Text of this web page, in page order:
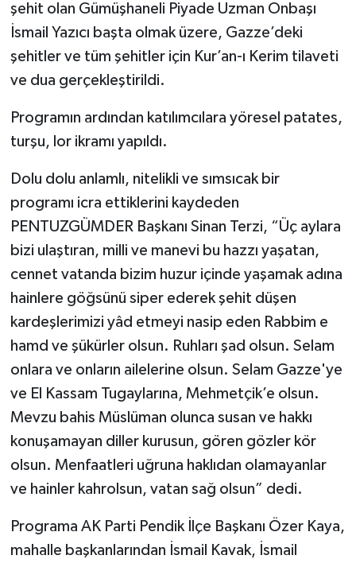
şehit olan Gümüşhaneli Piyade Uzman Onbaşı
İsmail Yazıcı başta olmak üzere, Gazze’deki
şehitler ve tüm şehitler için Kur’an-ı Kerim tilaveti
ve dua gerçekleştirildi.
Programın ardından katılımcılara yöresel patates,
turşu, lor ikramı yapıldı.
Dolu dolu anlamlı, nitelikli ve sımsıcak bir
programı icra ettiklerini kaydeden
PENTUZGÜMDER Başkanı Sinan Terzi, “Üç aylara
bizi ulaştıran, milli ve manevi bu hazzı yaşatan,
cennet vatanda bizim huzur içinde yaşamak adına
hainlere göğsünü siper ederek şehit düşen
kardeşlerimizi yâd etmeyi nasip eden Rabbim e
hamd ve şükürler olsun. Ruhları şad olsun. Selam
onlara ve onların ailelerine olsun. Selam Gazze'ye
ve El Kassam Tugaylarına, Mehmetçik’e olsun.
Mevzu bahis Müslüman olunca susan ve hakkı
konuşamayan diller kurusun, gören gözler kör
olsun. Menfaatleri uğruna haklıdan olamayanlar
ve hainler kahrolsun, vatan sağ olsun” dedi.
Programa AK Parti Pendik İlçe Başkanı Özer Kaya,
mahalle başkanlarından İsmail Kavak, İsmail